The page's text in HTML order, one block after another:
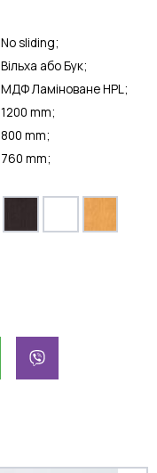
No sliding;
Вільха або Бук;
МДФ Ламіноване HPL;
1200 mm;
800 mm;
760 mm;